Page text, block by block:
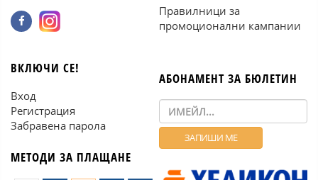
Правилници за
промоционални кампании
ВКЛЮЧИ СЕ!
Вход
Регистрация
Забравена парола
МЕТОДИ ЗА ПЛАЩАНЕ
АБОНАМЕНТ ЗА БЮЛЕТИН